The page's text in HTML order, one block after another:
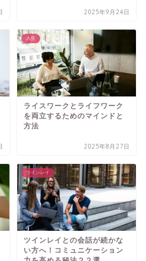
2025年9月24日
人生
ライスワークとライフワーク
を両立するためのマインドと
方法
2025年8月27日
ツインレイ
ツインレイとの会話が続かな
い方へ！コミュニケーション